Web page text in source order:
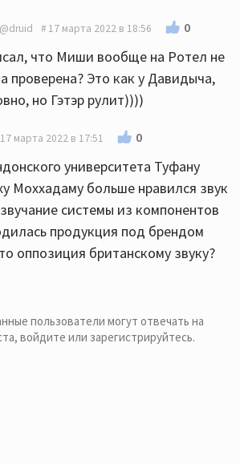
@druid 17 марта 2022 в 18:56 0
что Миши вообще на Ротел не
проверена? Это как у Давидыча,
но Гэтэр рулит))))
17 марта 2022 в 17:51 0
университета Туфану
Моххадаму больше нравился звук
системы из компонентов
продукция под брендом
оппозиция британскому звуку?
пользователи могут отвечать на
войдите или зарегистрируйтесь.